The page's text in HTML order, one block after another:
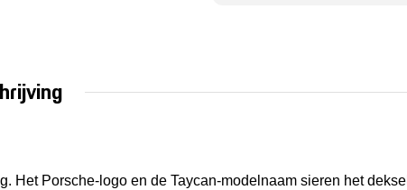
Het Porsche-logo en de Taycan-modelnaam sieren het deksel